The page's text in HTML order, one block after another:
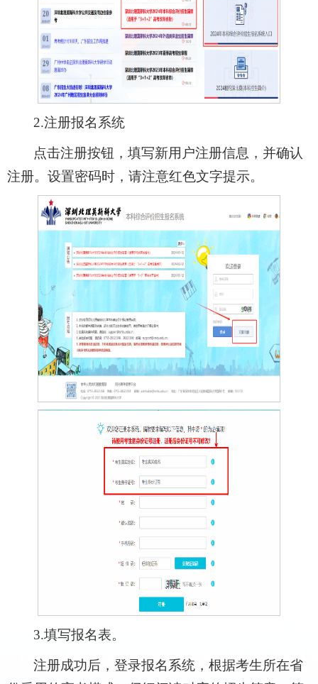
2.注册报名系统
点击注册按钮，填写新用户注册信息，并确认
注册。设置密码时，请注意红色文字提示。
3.填写报名表。
注册成功后，登录报名系统，根据考生所在省